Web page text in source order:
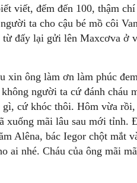
viết, đếm đến 100, thậm
ta cho cậu bé mồ côi
từ đấy lại gửi lên Maxcơva ở
xin ông làm ơn làm phúc
người ta cứ đánh cháu
cứ khóc thôi. Hôm vừa rồi,
xuống mãi lâu sau mới tỉnh.
Alêna, bác Iegor chột mắt
ai nhé. Cháu của ông mãi